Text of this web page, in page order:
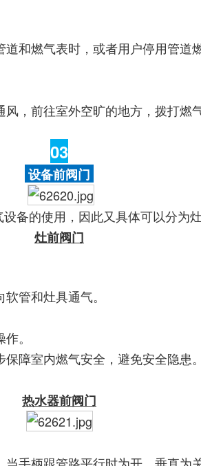
和燃气表时，或者用户停用管道
风，前往室外空旷的地方，拨打燃
03
设备前阀门
备的使用，因此又具体可以分为
灶前阀门
管和灶具通气。
。
障室内燃气安全，避免安全隐患。
热水器前阀门